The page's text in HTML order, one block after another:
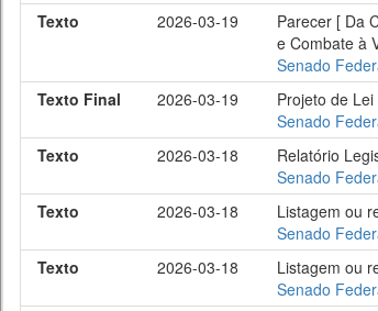
Texto
2026-03-19
Parecer [ Da
e Combate à
Senado
Texto Final
2026-03-19
Projeto de
Senado
Texto
2026-03-18
Relatório
Senado
Texto
2026-03-18
Listagem ou
Senado
Texto
2026-03-18
Listagem ou
Senado